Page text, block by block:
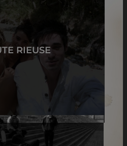
RIEUSE